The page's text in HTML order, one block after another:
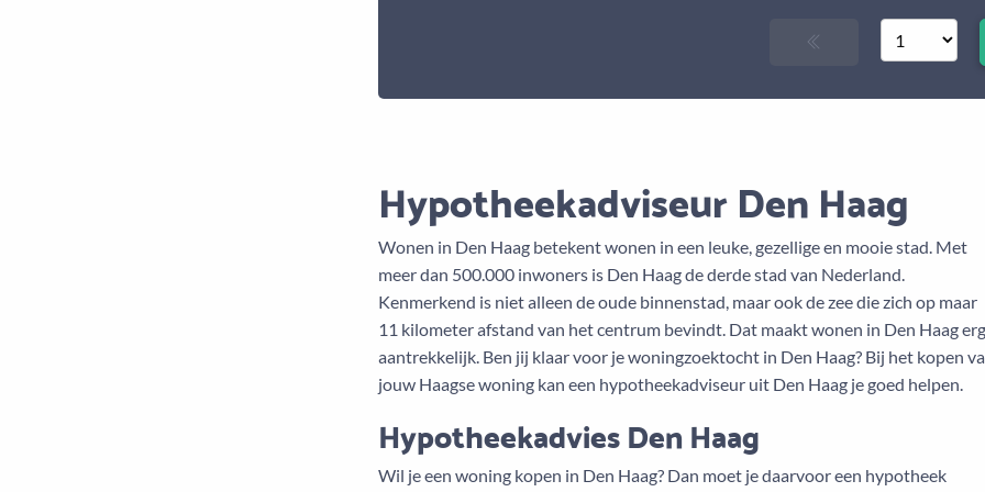
Hypotheekadviseur Den Haag
Wonen in Den Haag betekent wonen in een leuke, gezellige en mooie stad. Met
meer dan 500.000 inwoners is Den Haag de derde stad van Nederland.
Kenmerkend is niet alleen de oude binnenstad, maar ook de zee die zich op maar
11 kilometer afstand van het centrum bevindt. Dat maakt wonen in Den Haag erg
aantrekkelijk. Ben jij klaar voor je woningzoektocht in Den Haag? Bij het kopen
jouw Haagse woning kan een hypotheekadviseur uit Den Haag je goed helpen.
Hypotheekadvies Den Haag
Wil je een woning kopen in Den Haag? Dan moet je daarvoor een hypotheek